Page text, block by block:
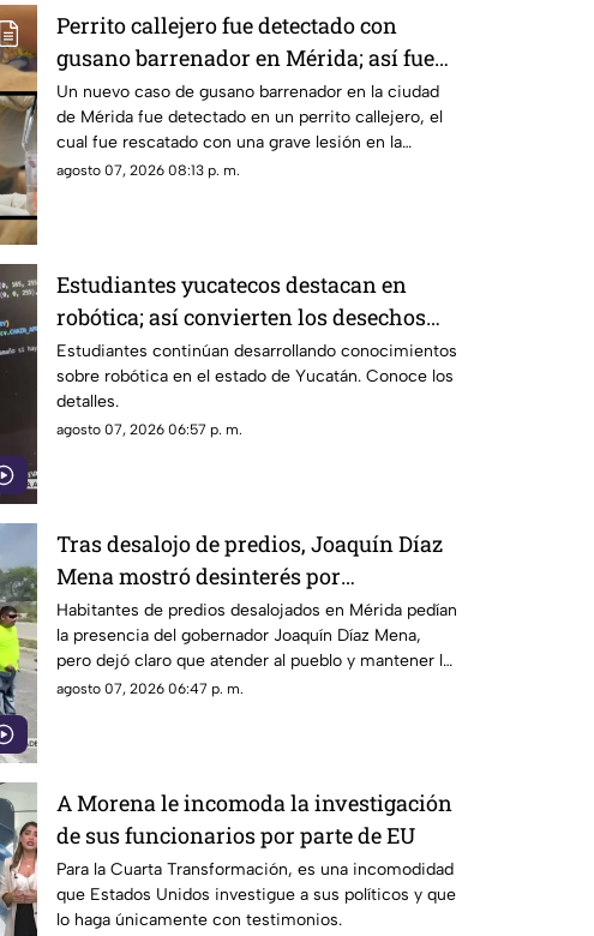
Perrito callejero fue detectado con
gusano barrenador en Mérida; así fue
rescatado
Un nuevo caso de gusano barrenador en la ciudad
de Mérida fue detectado en un perrito callejero, el
cual fue rescatado con una grave lesión en la
cabeza.
agosto 07, 2026 08:13 p. m.
Estudiantes yucatecos destacan en
robótica; así convierten los desechos
algo útil (+Video)
Estudiantes continúan desarrollando conocimientos
sobre robótica en el estado de Yucatán. Conoce los
detalles.
agosto 07, 2026 06:57 p. m.
Tras desalojo de predios, Joaquín Díaz
Mena mostró desinterés por
problemáticas del pueblo
Habitantes de predios desalojados en Mérida pedían
la presencia del gobernador Joaquín Díaz Mena,
pero dejó claro que atender al pueblo y mantener la
gobernabilidad del estado no es una prioridad.
agosto 07, 2026 06:47 p. m.
A Morena le incomoda la investigación
de sus funcionarios por parte de EU
Para la Cuarta Transformación, es una incomodidad
que Estados Unidos investigue a sus políticos y que
lo haga únicamente con testimonios.